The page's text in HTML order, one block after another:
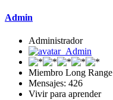
Admin
Administrador
Miembro Long Range
Mensajes: 426
Vivir para aprender